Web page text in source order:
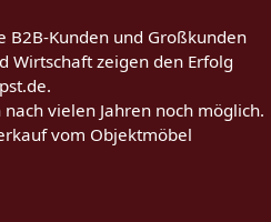
B2B-Kunden und Großkunden
Wirtschaft zeigen den Erfolg
vielen Jahren noch möglich.
vom Objektmöbel